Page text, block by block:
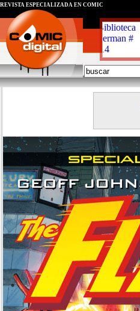
REVISTA ESPECIALIZADA EN CÓMIC